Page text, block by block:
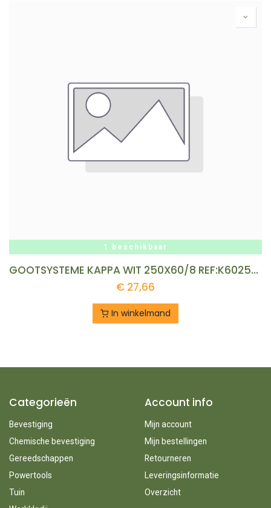
1 beschikbaar
GOOTSYSTEME KAPPA WIT 250X60/8 REF:K60250.3
€ 27,66
In winkelmand
Categorieën
Bevestiging
Chemische bevestiging
Gereedschappen
Powertools
Tuin
Account info
Mijn account
Mijn bestellingen
Retourneren
Leveringsinformatie
Overzicht